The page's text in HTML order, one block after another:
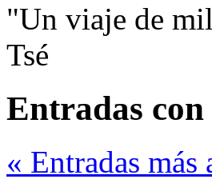
"Un viaje de
Tsé
Entradas
« Entradas más